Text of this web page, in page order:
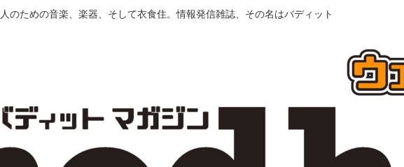
のための音楽、楽器、そして衣食住。情報発信雑誌、その名はバディット